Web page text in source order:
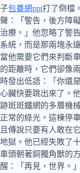
子包養網ppt打了倒檔
聲：「警告，後方障
治療。」他忽略了警
系統，而是那兩塊永
當他需要它們來判斷
的距離時，它們卻像
時發出低語：「你還
心臟快要跳出來了。
跡斑斑鐵網的多層機
正常的綠光。這棟停
且傳說只要有人敢在
地獄。他已經失敗了
車頭朝著銅獨角獸的
醒：「再見，世界。